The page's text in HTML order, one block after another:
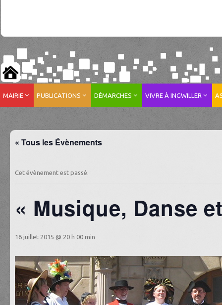
MAIRIE PUBLICATIONS DÉMARCHES VIVRE À INGWILLER
« Tous les Évènements
Cet évènement est passé.
« Musique, Danse
16 juillet 2015 @ 20 h 00 min